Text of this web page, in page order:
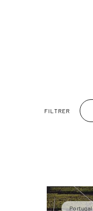
FILTRER
Portugal